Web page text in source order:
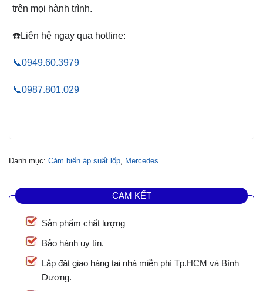
trên mọi hành trình.
☎️Liên hệ ngay qua hotline:
📞0949.60.3979
📞0987.801.029
Danh mục: Cảm biến áp suất lốp, Mercedes
CAM KẾT
Sản phẩm chất lượng
Bảo hành uy tín.
Lắp đặt giao hàng tại nhà miễn phí Tp.HCM và Bình
Dương.